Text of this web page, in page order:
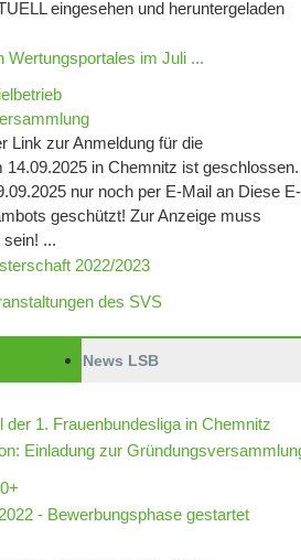
eingesehen und heruntergeladen
Wertungsportales im Juli ...
Link zur Anmeldung für die
in Chemnitz ist geschlossen.
nur noch per E-Mail an Diese E-
geschützt! Zur Anzeige muss
...
2022/2023
des SVS
News LSB
der 1. Frauenbundesliga in Chemnitz
Einladung zur
- Bewerbungsphase gestartet